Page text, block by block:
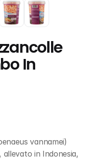
In
vannamei)
in Indonesia,